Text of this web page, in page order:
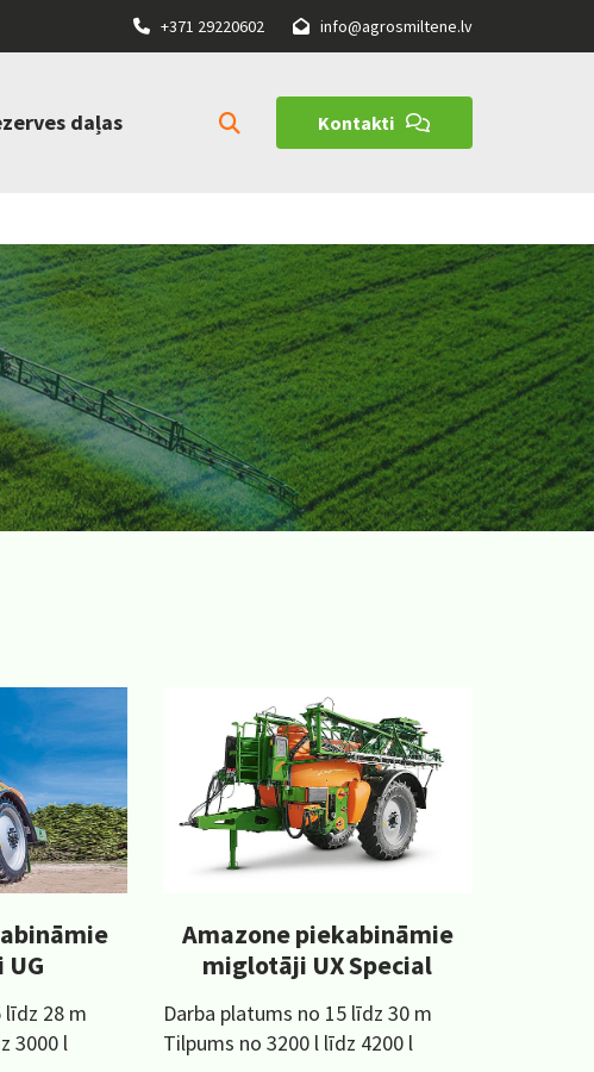
 +371 29220602  info@agrosmiltene.lv
daļas Kontakti
līdz 28 m
3000 l
Amazone piekabināmie
miglotāji UX Special
Darba platums no 15 līdz 30 m
Tilpums no 3200 l līdz 4200 l